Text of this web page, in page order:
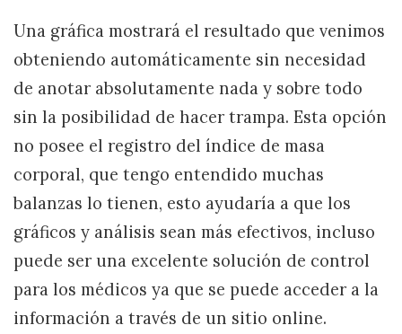
Una gráfica mostrará el resultado que venimos
obteniendo automáticamente sin necesidad
de anotar absolutamente nada y sobre todo
sin la posibilidad de hacer trampa. Esta opción
no posee el registro del índice de masa
corporal, que tengo entendido muchas
balanzas lo tienen, esto ayudaría a que los
gráficos y análisis sean más efectivos, incluso
puede ser una excelente solución de control
para los médicos ya que se puede acceder a la
información a través de un sitio online.